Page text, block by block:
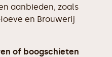
aanbieden, zoals
en Brouwerij
of boogschieten